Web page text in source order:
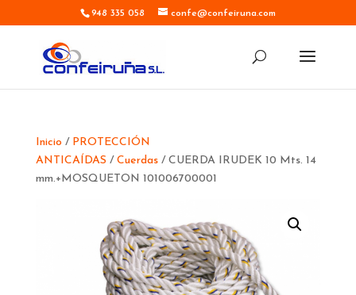
948 335 058 confe@confeiruna.com
Inicio / PROTECCIÓN
ANTICAÍDAS / Cuerdas/ CUERDA IRUDEK 10 Mts. 14
mm.+MOSQUETON 101006700001